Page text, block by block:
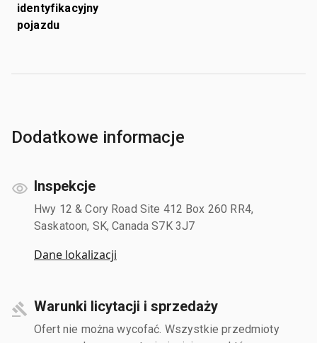
identyfikacyjny
pojazdu
Dodatkowe informacje
Inspekcje
Hwy 12 & Cory Road Site 412 Box 260 RR4,
Saskatoon, SK, Canada S7K 3J7
Dane lokalizacji
Warunki licytacji i sprzedaży
Ofert nie można wycofać. Wszystkie przedmioty